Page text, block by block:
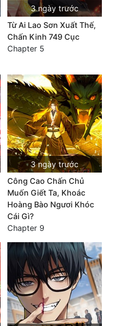
3 ngày trước
Từ Ai Lao Sơn Xuất Thế,
Chấn Kinh 749 Cục
Chapter 5
3 ngày trước
Công Cao Chấn Chủ
Muốn Giết Ta, Khoác
Hoàng Bào Ngươi Khóc
Cái Gì?
Chapter 9